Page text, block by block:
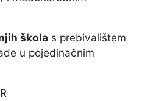
škola s prebivalištem
u pojedinačnim